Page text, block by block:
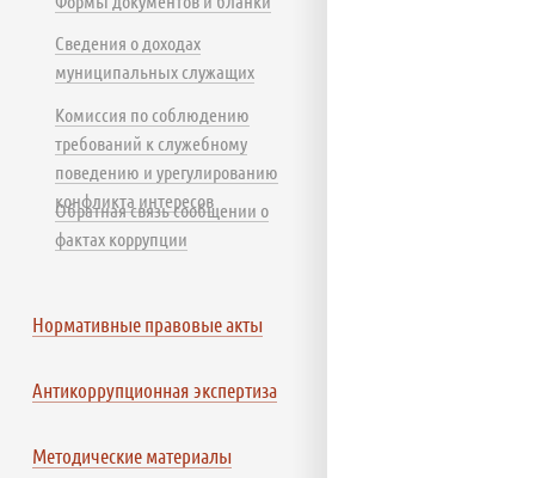
Сведения о доходах
муниципальных служащих
Комиссия по соблюдению
требований к служебному
поведению и урегулированию
конфликта интересов
Обратная связь сообщении о
фактах коррупции
Нормативные правовые акты
Антикоррупционная экспертиза
Методические материалы